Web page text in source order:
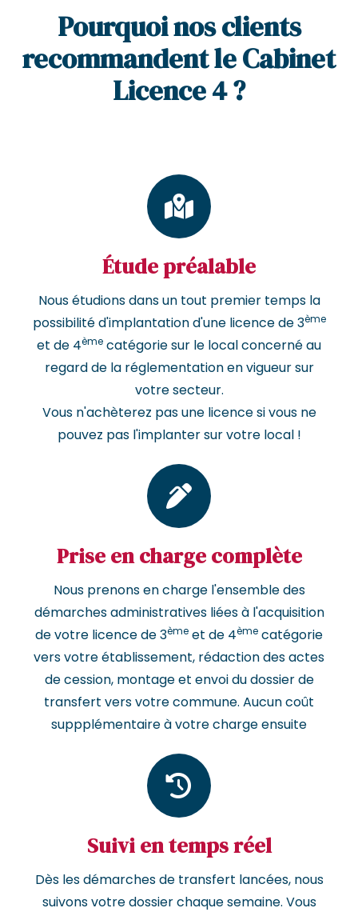
Pourquoi nos clients
recommandent le Cabinet
Licence 4 ?
Étude préalable
Nous étudions dans un tout premier temps la
possibilité d'implantation d'une licence de 3ème
et de 4ème catégorie sur le local concerné au
regard de la réglementation en vigueur sur
votre secteur.
Vous n'achèterez pas une licence si vous ne
pouvez pas l'implanter sur votre local !
Prise en charge complète
Nous prenons en charge l'ensemble des
démarches administratives liées à l'acquisition
de votre licence de 3ème et de 4ème catégorie
vers votre établissement, rédaction des actes
de cession, montage et envoi du dossier de
transfert vers votre commune. Aucun coût
suppplémentaire à votre charge ensuite
Suivi en temps réel
Dès les démarches de transfert lancées, nous
suivons votre dossier chaque semaine. Vous